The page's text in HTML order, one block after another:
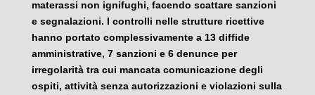
materassi non ignifughi, facendo scattare sanzioni
e segnalazioni. I controlli nelle strutture ricettive
hanno portato complessivamente a 13 diffide
amministrative, 7 sanzioni e 6 denunce per
irregolarità tra cui mancata comunicazione degli
ospiti, attività senza autorizzazioni e violazioni sulla